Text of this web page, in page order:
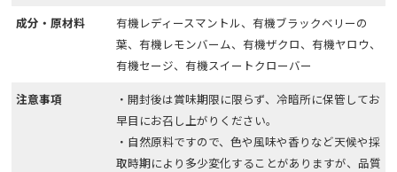
成分・原材料
有機レディースマントル、有機ブラックベリーの
葉、有機レモンバーム、有機ザクロ、有機ヤロウ、
有機セージ、有機スイートクローバー
注意事項
・開封後は賞味期限に限らず、冷暗所に保管してお
早目にお召し上がりください。
・自然原料ですので、色や風味や香りなど天候や採
取時期により多少変化することがありますが、品質